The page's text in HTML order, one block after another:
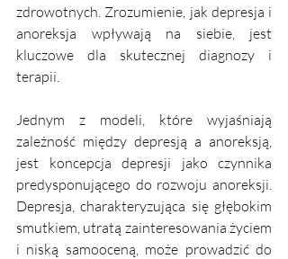
zdrowotnych. Zrozumienie, jak depresja i
anoreksja wpływają na siebie, jest
kluczowe dla skutecznej diagnozy i
terapii.
Jednym z modeli, które wyjaśniają
zależność między depresją a anoreksją,
jest koncepcja depresji jako czynnika
predysponującego do rozwoju anoreksji.
Depresja, charakteryzująca się głębokim
smutkiem, utratą zainteresowania życiem
i niską samooceną, może prowadzić do